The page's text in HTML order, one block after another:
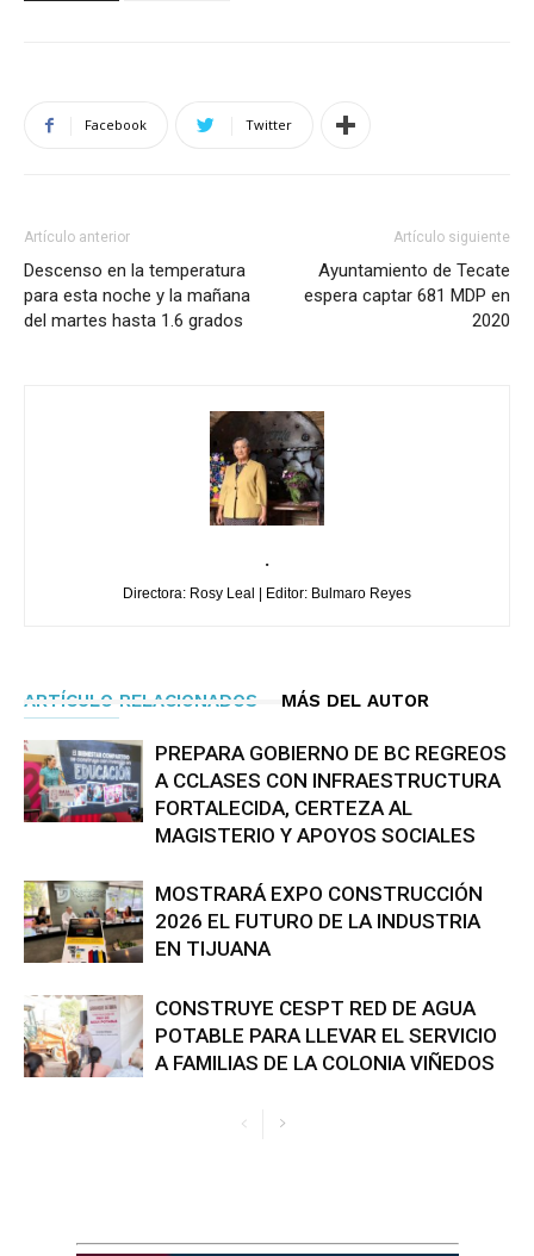
Facebook Twitter
Artículo anterior
Descenso en la temperatura
para esta noche y la mañana
del martes hasta 1.6 grados
Artículo siguiente
Ayuntamiento de Tecate
espera captar 681 MDP en
2020
.
Directora: Rosy Leal | Editor: Bulmaro Reyes
ARTÍCULO RELACIONADOS MÁS DEL AUTOR
PREPARA GOBIERNO DE BC REGREOS
A CCLASES CON INFRAESTRUCTURA
FORTALECIDA, CERTEZA AL
MAGISTERIO Y APOYOS SOCIALES
MOSTRARÁ EXPO CONSTRUCCIÓN
2026 EL FUTURO DE LA INDUSTRIA
EN TIJUANA
CONSTRUYE CESPT RED DE AGUA
POTABLE PARA LLEVAR EL SERVICIO
A FAMILIAS DE LA COLONIA VIÑEDOS